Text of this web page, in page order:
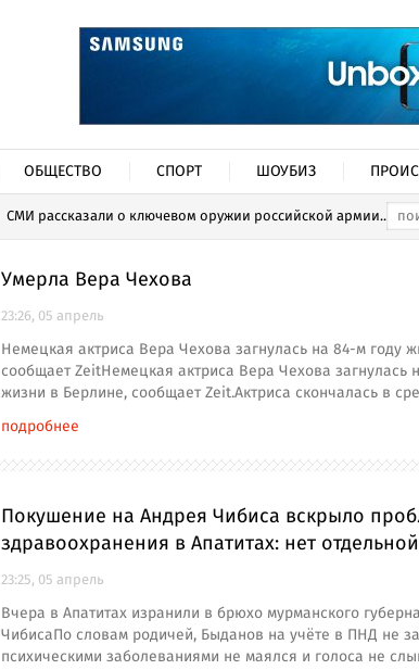
ОБЩЕСТВО СПОРТ ШОУБИЗ
СМИ рассказали о ключевом оружии российской армии...
Умерла Вера Чехова
23:26, 05 апрель
Немецкая актриса Вера Чехова загнулась на 84-м году
сообщает ZeitНемецкая актриса Вера Чехова загнулась
жизни в Берлине, сообщает Zeit.Актриса скончалась в
подробнее
Покушение на Андрея Чибиса вскрыло
здравоохранения в Апатитах: нет
23:25, 05 апрель
Вчера в Апатитах изранили в брюхо мурманского
ЧибисаПо словам родичей, Быданов на учёте в ПНД не
психическими заболеваниями не маялся и голоса не